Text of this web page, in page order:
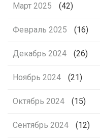
Март 2025 (42)
Февраль 2025 (16)
Декабрь 2024 (26)
Ноябрь 2024 (21)
Октябрь 2024 (15)
Сентябрь 2024 (12)